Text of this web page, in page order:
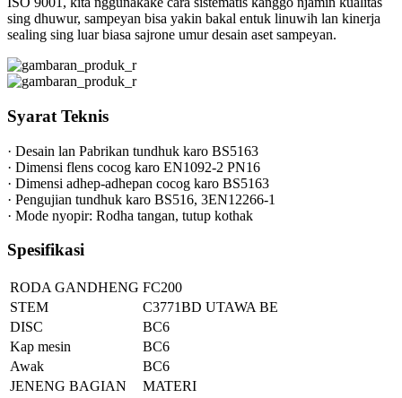
sing dhuwur, sampeyan bisa yakin bakal entuk linuwih lan kinerja
sealing sing luar biasa sajrone umur desain aset sampeyan.
Syarat Teknis
· Desain lan Pabrikan tundhuk karo BS5163
· Dimensi flens cocog karo EN1092-2 PN16
· Dimensi adhep-adhepan cocog karo BS5163
· Pengujian tundhuk karo BS516, 3EN12266-1
· Mode nyopir: Rodha tangan, tutup kothak
Spesifikasi
RODA GANDHENG FC200
STEM
C3771BD UTAWA BE
DISC
BC6
Kap mesin
BC6
Awak
BC6
JENENG BAGIAN
MATERI